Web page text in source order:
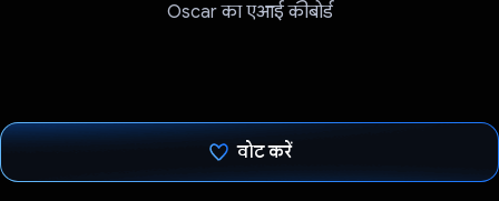
Oscar का एआई कीबोर्ड
वोट करें